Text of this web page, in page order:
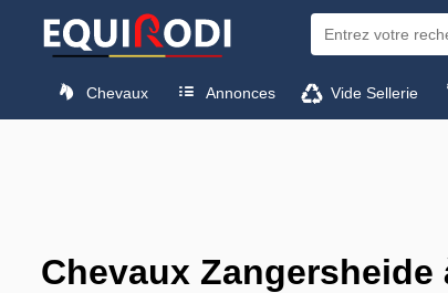
Chevaux Annonces Vide Sellerie
Chevaux Zangersheide